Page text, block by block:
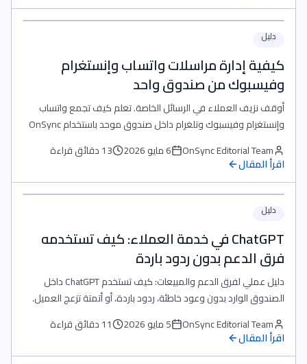
دليل
كيفية إدارة مراسلات واتساب وإنستغرام
وفيسبوك من صندوق واحد
أوقف نزيف العملاء في الرسائل الخاصة. تعلم كيف تجمع واتساب
وإنستغرام وفيسبوك وتلغرام داخل صندوق موحد باستخدام OnSync
OnSync Editorial Team 6 مايو 2026 13 دقائق قراءة
اقرأ المقال
دليل
ChatGPT في خدمة العملاء: كيف تستخدمه
فرق الدعم بدون ردود باردة
دليل عملي لفرق الدعم والمبيعات: كيف تستخدم ChatGPT داخل
الصندوق الوارد بدون وعود خاطئة، ردود باردة، أو أتمتة تزعج العميل.
OnSync Editorial Team
5 مايو 2026 11 دقائق قراءة
اقرأ المقال